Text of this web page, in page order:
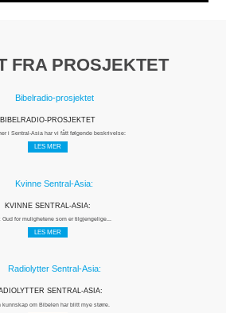
FRA PROSJEKTET
BIBELRADIO-PROSJEKTET
i Sentral-Asia har vi fått følgende beskrivelse:
LES MER
KVINNE SENTRAL-ASIA:
Gud for mulighetene som er tilgjengelige...
LES MER
SENTRAL-ASIA:
kunnskap om Bibelen har blitt mye større.